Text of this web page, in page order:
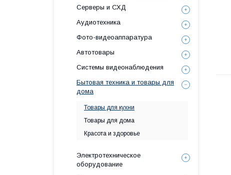
Серверы и СХД
Аудиотехника
Фото-видеоаппаратура
Автотовары
Системы видеонаблюдения
Бытовая техника и товары для
дома
Товары для кухни
Товары для дома
Красота и здоровье
Электротехническое
оборудование